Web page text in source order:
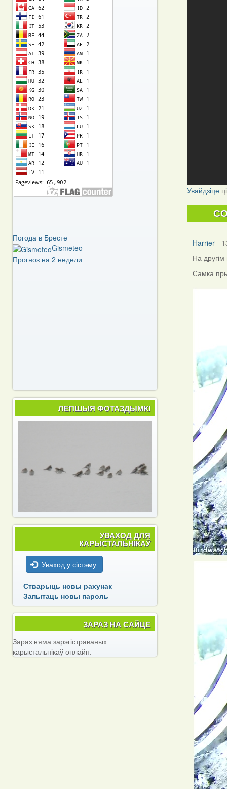
Увайдзіце
Harrier -
На
Самка
Погода в Бресте
Gismeteo
Прогноз на 2 недели
ЛЕПШЫЯ ФОТАЗДЫМКІ
УВАХОД ДЛЯ
КАРЫСТАЛЬНІКАЎ
Уваход у сістэму
Стварыць новы рахунак
Запытаць новы пароль
ЗАРАЗ НА САЙЦЕ
Зараз няма зарэгістраваных
карыстальнікаў онлайн.